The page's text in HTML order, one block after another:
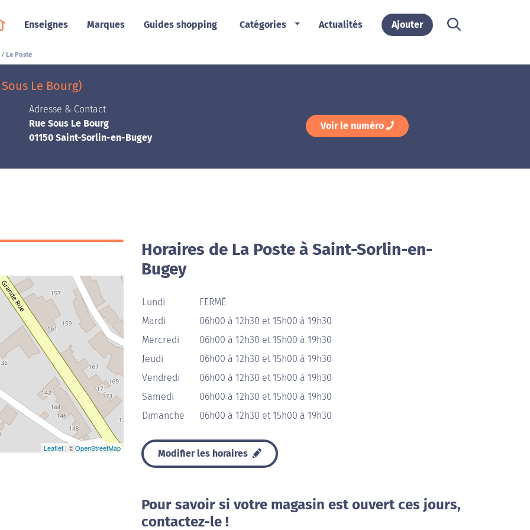
Enseignes Marques Guides shopping Catégories Actualités Ajouter
La Poste
Le Bourg)
Adresse & Contact
Rue Sous Le Bourg
01150 Saint-Sorlin-en-Bugey
Voir le numéro
Leaflet | ©OpenStreetMap
Horaires de La Poste à Saint-Sorlin-en-
Bugey
Lundi
FERMÉ
Mardi
06h00 à 12h30 et 15h00 à 19h30
Mercredi
06h00 à 12h30 et 15h00 à 19h30
Jeudi
06h00 à 12h30 et 15h00 à 19h30
Vendredi
06h00 à 12h30 et 15h00 à 19h30
Samedi
06h00 à 12h30 et 15h00 à 19h30
Dimanche
06h00 à 12h30 et 15h00 à 19h30
Modifier les horaires
Pour savoir si votre magasin est ouvert ces jours,
contactez-le !